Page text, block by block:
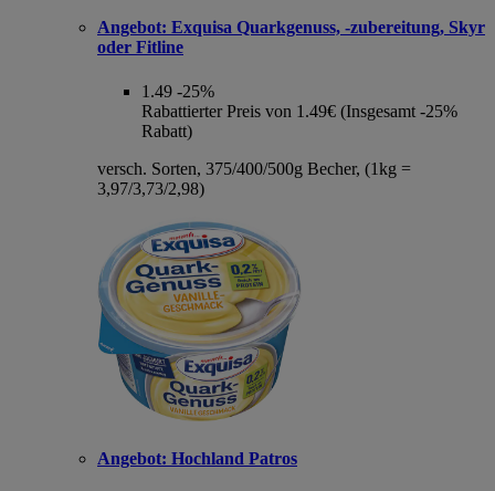
Angebot: Exquisa Quarkgenuss, -zubereitung, Skyr
oder Fitline
1.49 -25%
Rabattierter Preis von 1.49€ (Insgesamt -25%
Rabatt)
versch. Sorten, 375/400/500g Becher, (1kg =
3,97/3,73/2,98)
Angebot: Hochland Patros